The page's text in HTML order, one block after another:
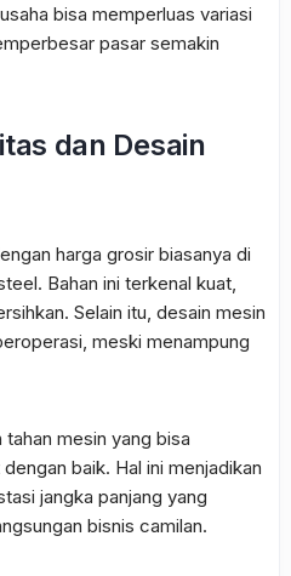
bisa memperluas variasi
pasar semakin
dan Desain
harga grosir biasanya di
Bahan ini terkenal kuat,
Selain itu, desain mesin
meski menampung
tahan mesin yang bisa
baik. Hal ini menjadikan
jangka panjang yang
bisnis camilan.